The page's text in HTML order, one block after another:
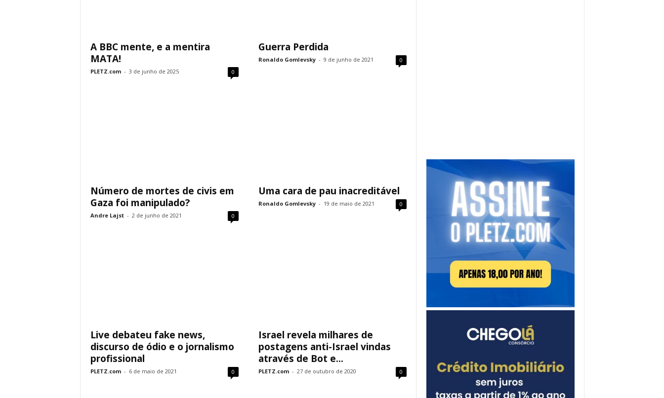
A BBC mente, e a mentira
MATA!
PLETZ.com - 3 de junho de 2025 0
Guerra Perdida
Ronaldo Gomlevsky - 9 de junho de 2021 0
Número de mortes de civis em
Gaza foi manipulado?
Andre Lajst - 2 de junho de 2021 0
Uma cara de pau inacreditável
Ronaldo Gomlevsky - 19 de maio de 2021 0
Live debateu fake news,
discurso de ódio e o jornalismo
profissional
PLETZ.com - 6 de maio de 2021 0
Israel revela milhares de
postagens anti-Israel vindas
através de Bot e...
PLETZ.com - 27 de outubro de 2020 0